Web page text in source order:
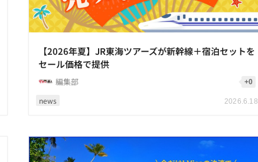
news 2026.6.18
【2026年夏】JR東海ツアーズが新幹線＋宿泊セットを
セール価格で提供
編集部 +0